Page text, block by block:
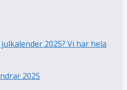
2025? Vi har hela
2025